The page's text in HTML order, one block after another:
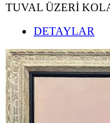
TUVAL ÜZERİ
DETAYLAR